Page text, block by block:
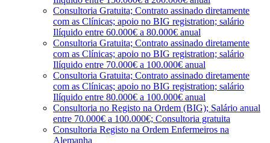
Consultoria Gratuita; Contrato assinado diretamente
com as Clínicas; apoio no BIG registration; salário
Ilíquido entre 60.000€ a 80.000€ anual
Consultoria Gratuita; Contrato assinado diretamente
com as Clínicas; apoio no BIG registration; salário
Ilíquido entre 70.000€ a 100.000€ anual
Consultoria Gratuita; Contrato assinado diretamente
com as Clínicas; apoio no BIG registration; salário
Ilíquido entre 80.000€ a 100.000€ anual
Consultoria no Registo na Ordem (BIG); Salário anual
entre 70.000€ a 100.000€; Consultoria gratuita
Consultoria Registo na Ordem Enfermeiros na
Alemanha